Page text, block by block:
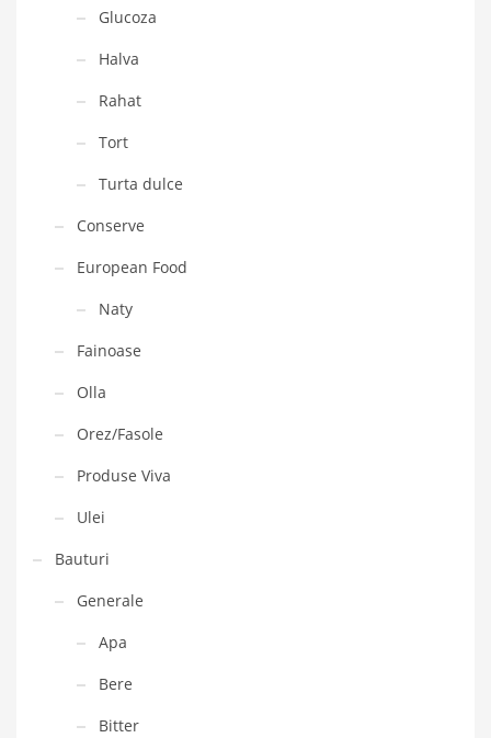
Glucoza
Halva
Rahat
Tort
Turta dulce
Conserve
European Food
Naty
Fainoase
Olla
Orez/Fasole
Produse Viva
Ulei
Bauturi
Generale
Apa
Bere
Bitter